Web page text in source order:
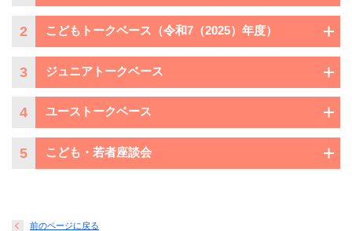
2 こどもトークベース（令和7（2025）年度）
3 ジュニアトークベース
4 ユーストークベース
5 こども・若者座談会
前のページに戻る